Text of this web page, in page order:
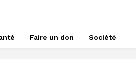
Faire un don Société